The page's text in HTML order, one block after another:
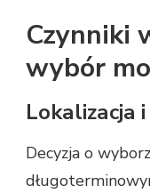
Czynniki
wybór
Lokalizacja
Decyzja o